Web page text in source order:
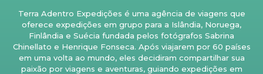
Terra Adentro Expedições é uma agência de viagens que
oferece expedições em grupo para a Islândia, Noruega,
Finlândia e Suécia fundada pelos fotógrafos Sabrina
Chinellato e Henrique Fonseca. Após viajarem por 60 países
em uma volta ao mundo, eles decidiram compartilhar sua
paixão por viagens e aventuras, guiando expedições em